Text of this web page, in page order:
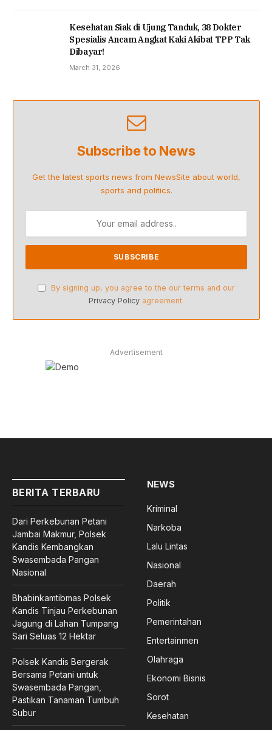
Kesehatan Siak di Ujung Tanduk, 38 Dokter
Spesialis Ancam Angkat Kaki Akibat TPP Tak
Dibayar!
March 31, 2026
Subscribe to News
Get the latest sports news from NewsSite about world,
sports and politics.
By signing up, you agree to the our terms and our
Privacy Policy agreement.
Advertisement
BERITA TERBARU
Dari Perkebunan Petani
Jambai Makmur, Polsek
Kandis Kembangkan
Swasembada Pangan
Nasional
Bhabinkamtibmas Polsek
Kandis Tinjau Perkebunan
Jagung di Lahan Tumpang
Sari Seluas 12 Hektar
Polsek Kandis Bergerak
Bersama Petani untuk
Swasembada Pangan,
Pastikan Tanaman Tumbuh
Subur
NEWS
Kriminal
Narkoba
Lalu Lintas
Nasional
Daerah
Politik
Pemerintahan
Entertainmen
Olahraga
Ekonomi Bisnis
Sorot
Kesehatan